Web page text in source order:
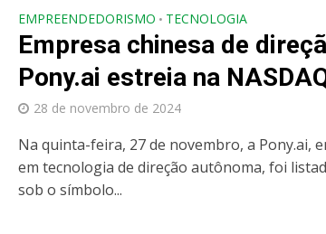
EMPREENDEDORISMO • TECNOLOGIA
Empresa chinesa de
Pony.ai estreia na
28 de novembro de 2024
Na quinta-feira, 27 de novembro, a Pony.ai,
em tecnologia de direção autônoma, foi
sob o símbolo...